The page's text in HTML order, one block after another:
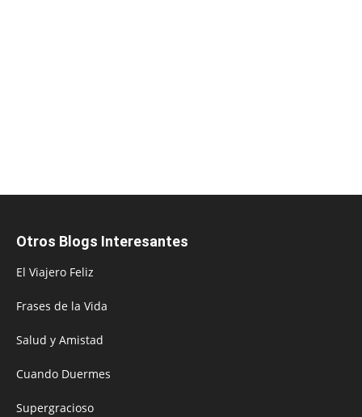
Otros Blogs Interesantes
El Viajero Feliz
Frases de la Vida
Salud y Amistad
Cuando Duermes
Supergracioso